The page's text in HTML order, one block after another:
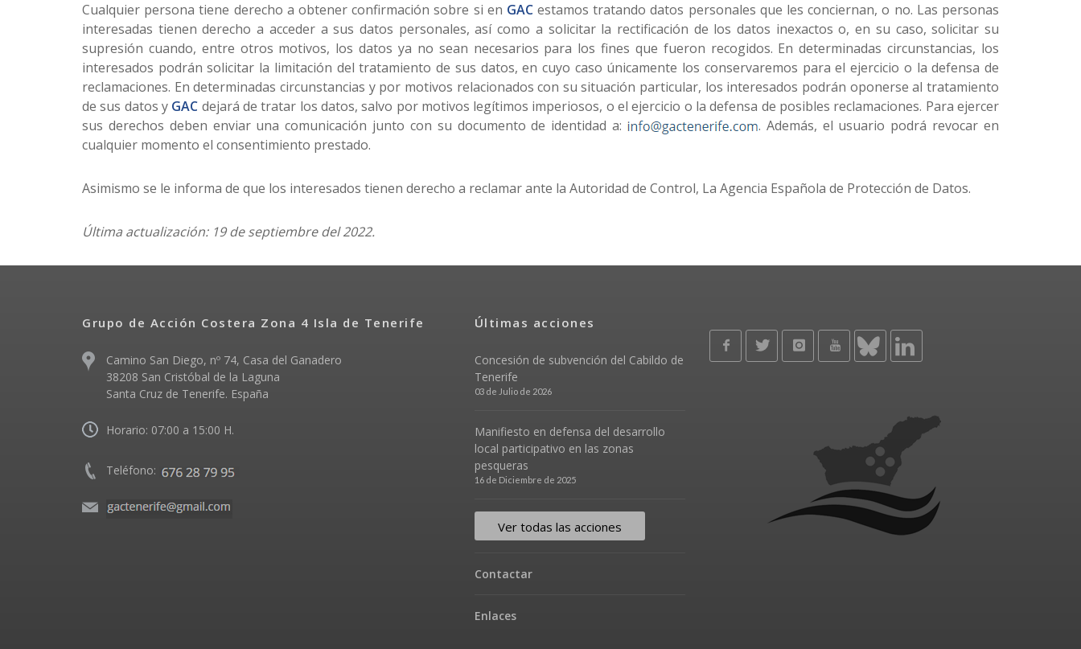
Cualquier persona tiene derecho a obtener confirmación sobre si en GACestamos tratando datos personales que les conciernan, o no. Las personas
interesadas tienen derecho a acceder a sus datos personales, así como a solicitar la rectificación de los datos inexactos o, en su caso, solicitar su
supresión cuando, entre otros motivos, los datos ya no sean necesarios para los fines que fueron recogidos. En determinadas circunstancias, los
interesados podrán solicitar la limitación del tratamiento de sus datos, en cuyo caso únicamente los conservaremos para el ejercicio o la defensa de
reclamaciones. En determinadas circunstancias y por motivos relacionados con su situación particular, los interesados podrán oponerse al tratamiento
de sus datos y GAC dejará de tratar los datos, salvo por motivos legítimos imperiosos, o el ejercicio o la defensa de posibles reclamaciones. Para ejercer
sus derechos deben enviar una comunicación junto con su documento de identidad a:
. Además, el usuario podrá revocar en
cualquier momento el consentimiento prestado.
Asimismo se le informa de que los interesados tienen derecho a reclamar ante la Autoridad de Control, La Agencia Española de Protección de Datos.
Última actualización: 19 de septiembre del 2022.
Grupo de Acción Costera Zona 4 Isla de Tenerife
Camino San Diego, nº 74, Casa del Ganadero
38208 San Cristóbal de la Laguna
Santa Cruz de Tenerife. España
Horario: 07:00 a 15:00 H.
Teléfono:
Últimas acciones
Concesión de subvención del Cabildo de
Tenerife
03 de Julio de 2026
Manifiesto en defensa del desarrollo
local participativo en las zonas
pesqueras
16 de Diciembre de 2025
Ver todas las acciones
Contactar
Enlaces